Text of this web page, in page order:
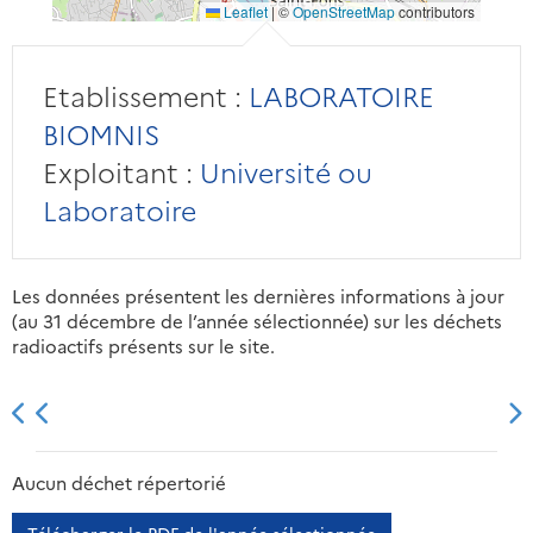
Leaflet|©OpenStreetMapcontributors
Etablissement : LABORATOIRE
BIOMNIS
Exploitant : Université ou
Laboratoire
Les données présentent les dernières informations à jour
(au 31 décembre de l’année sélectionnée) sur les déchets
radioactifs présents sur le site.
2013 2014
Aucun déchet répertorié